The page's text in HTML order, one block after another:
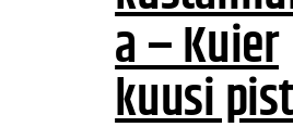
a – Kuier
kuusi